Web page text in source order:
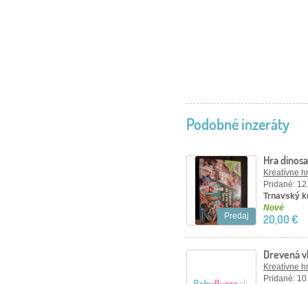
Podobné inzeráty
Predaj
Hra
Kreatívne
Pridané:
Trnavský
Nové
20,00 €
Drevená
Kreatívne
Pridané: